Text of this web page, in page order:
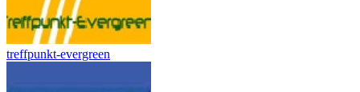
treffpunkt-evergreen